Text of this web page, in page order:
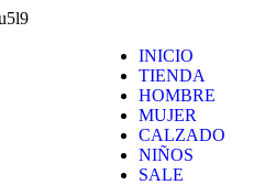
INICIO
TIENDA
HOMBRE
MUJER
CALZADO
NIÑOS
SALE